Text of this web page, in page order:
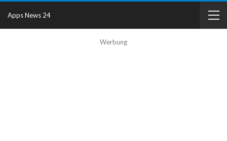
Werbung
Apps News 24